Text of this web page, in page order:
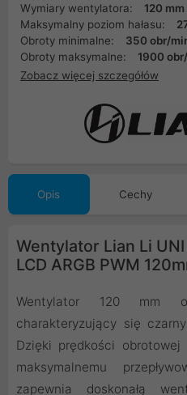
Wymiary wentylatora:
120 mm
Maksymalny poziom hałasu:
Obroty minimalne:
350 obr/
Obroty maksymalne:
1900
Zobacz więcej szczegółów
Opis Cechy
Wentylator Lian Li
LCD ARGB PWM
Wentylator 120 mm
charakteryzujący się
Dzięki prędkości
maksymalnemu
zapewnia doskonałą